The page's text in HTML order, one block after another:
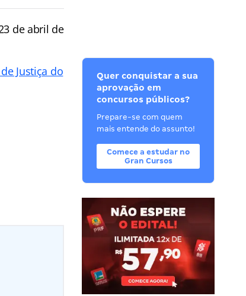
de abril de
Justiça do
Quer conquistar a sua
aprovação em
concursos públicos?
Prepare-se com quem
mais entende do assunto!
Comece a estudar no
Gran Cursos